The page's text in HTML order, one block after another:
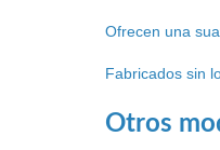
Ofrecen una
Fabricados sin
Otros